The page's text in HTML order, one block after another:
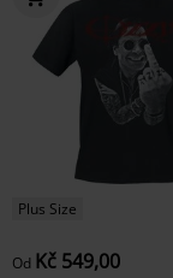
Plus Size
Od Kč 549,00